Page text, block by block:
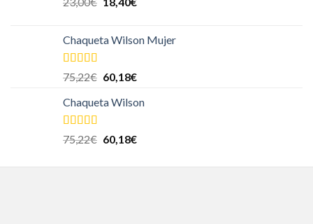
Chaqueta Wilson Mujer
Valorado en
5.00
75,22€ 60,18€
Chaqueta Wilson
Valorado en
5.00
75,22€ 60,18€